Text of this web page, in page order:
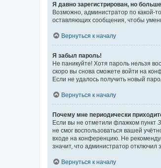
Я давно зарегистрирован, но
Возможно, администратор по какой-
оставляющих сообщения, чтобы
Вернуться к началу
Я забыл пароль!
Не паникуйте! Хотя пароль нельзя
скоро вы снова сможете войти на
Если не удалось получить новый
Вернуться к началу
Почему мне периодически
Если вы не отметили флажком пункт
не смог воспользоваться вашей
входе на конференцию. Не
значит, что администратор отключил
Вернуться к началу